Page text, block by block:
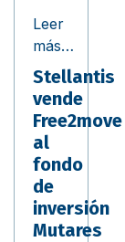
Leer
más…
Stellantis
vende
Free2move
al
fondo
de
inversión
Mutares